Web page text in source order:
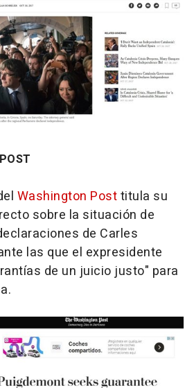
Washington Posttitula su
sobre la situación de
de Carles
las que el expresidente
de un juicio justo" para